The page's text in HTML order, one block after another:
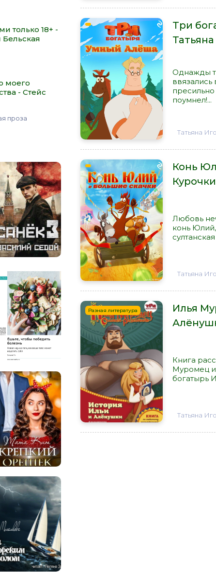
только 18+ -
Бельская
моего
- Стейс
проза
Три
Однажды
поумнел!...
Татьяна
Конь
Любовь
конь
Татьяна
Разная литература
Илья
Книга
Муромец и
богатырь
Татьяна